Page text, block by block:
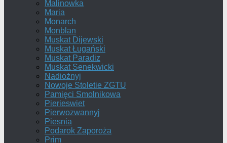
Malinowka
Maria
Monarch
Monblan
Muskat Dijewski
Muskat Ługański
Muskat Paradiz
Muskat Senekwicki
Nadiożnyj
Nowoje Stoletie ZGTU
Pamięci Smolnikowa
Pierieswiet
Pierwozwannyj
Piesnia
Podarok Zaporoża
Prim